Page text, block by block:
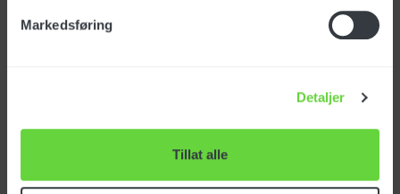
Markedsføring
Detaljer
Tillat alle
Accessories Gasboy